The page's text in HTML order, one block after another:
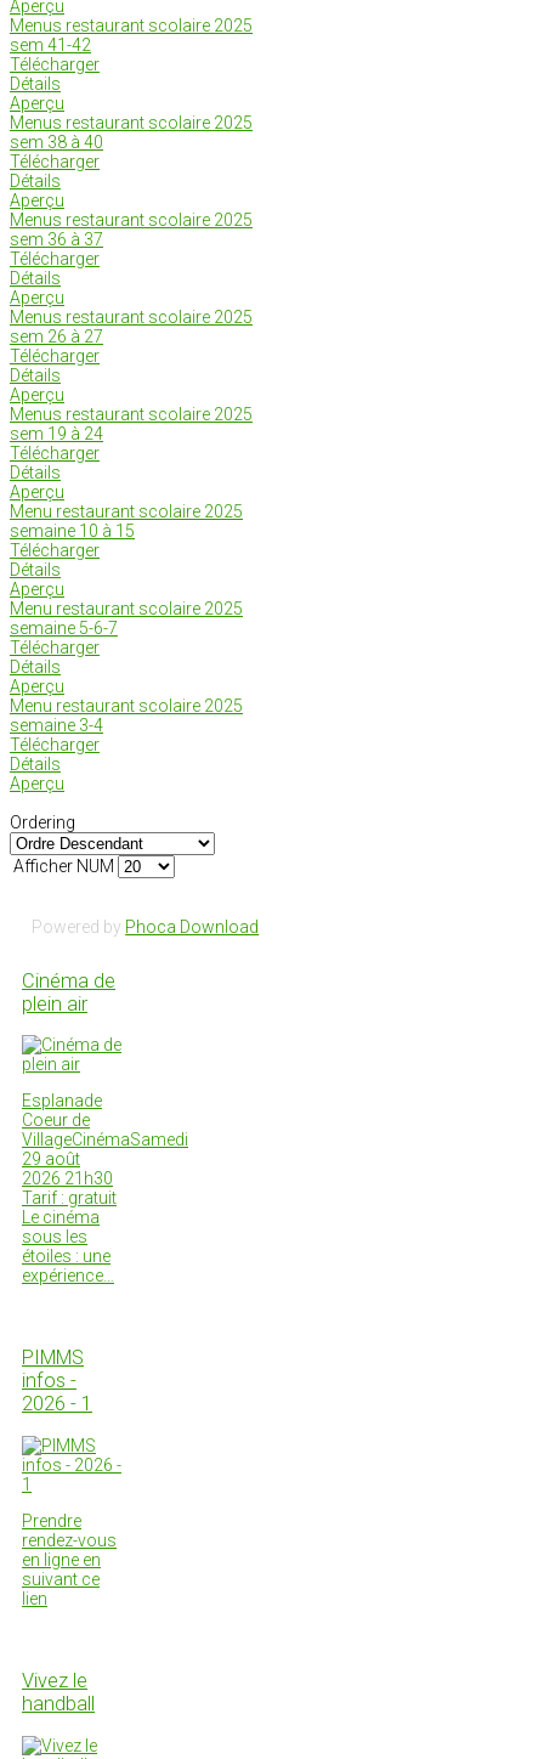
Aperçu
Menus restaurant scolaire 2025
sem 41-42
Télécharger
Détails
Aperçu
Menus restaurant scolaire 2025
sem 38 à 40
Télécharger
Détails
Aperçu
Menus restaurant scolaire 2025
sem 36 à 37
Télécharger
Détails
Aperçu
Menus restaurant scolaire 2025
sem 26 à 27
Télécharger
Détails
Aperçu
Menus restaurant scolaire 2025
sem 19 à 24
Télécharger
Détails
Aperçu
Menu restaurant scolaire 2025
semaine 10 à 15
Télécharger
Détails
Aperçu
Menu restaurant scolaire 2025
semaine 5-6-7
Télécharger
Détails
Aperçu
Menu restaurant scolaire 2025
semaine 3-4
Télécharger
Détails
Aperçu
Ordering
Afficher NUM
Powered by Phoca Download
Cinéma de
plein air
Esplanade
Coeur de
VillageCinémaSamedi
29 août
2026 21h30
Tarif : gratuit
Le cinéma
sous les
étoiles : une
expérience…
PIMMS
infos -
2026 - 1
Prendre
rendez-vous
en ligne en
suivant ce
lien
Vivez le
handball